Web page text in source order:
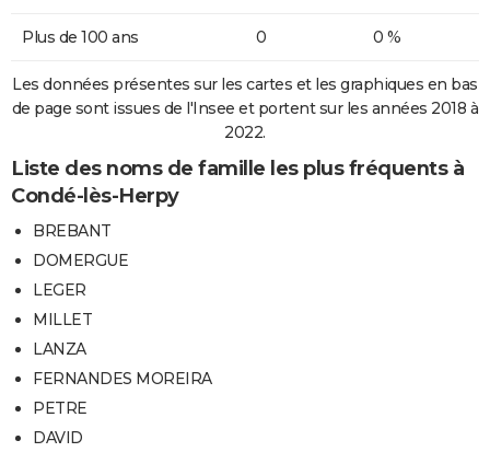
Plus de 100 ans 0 0 %
Les données présentes sur les cartes et les graphiques en bas
de page sont issues de l'Insee et portent sur les années 2018 à
2022.
Liste des noms de famille les plus fréquents à
Condé-lès-Herpy
BREBANT
DOMERGUE
LEGER
MILLET
LANZA
FERNANDES MOREIRA
PETRE
DAVID